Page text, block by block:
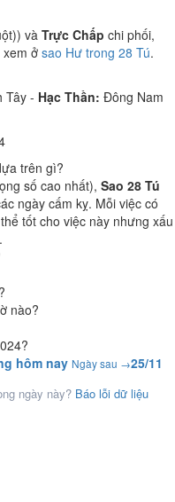
và Trực Chấp chi phối,
ở sao Hư trong 28 Tú.
Tây - Hạc Thần: Đông Nam
trên gì?
số cao nhất), Sao 28 Tú
ngày cấm kỵ. Mỗi việc có
tốt cho việc này nhưng xấu
.
nào?
hôm nay Ngày sau →25/11
ngày này? Báo lỗi dữ liệu